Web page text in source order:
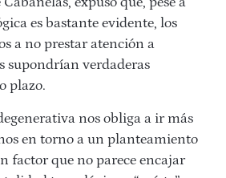
es bastante evidente, los
a no prestar atención a
supondrían verdaderas
plazo.
nos obliga a ir más
en torno a un planteamiento
factor que no parece encajar